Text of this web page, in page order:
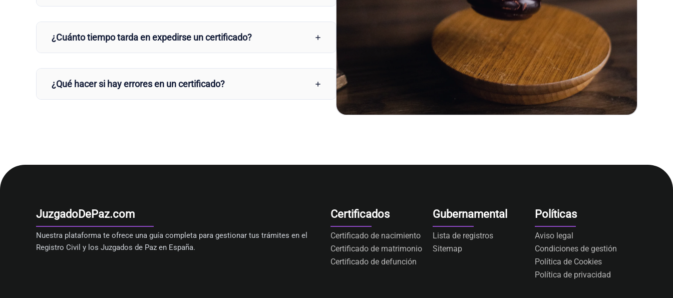
¿Cuánto tiempo tarda en expedirse un certificado?
¿Qué hacer si hay errores en un certificado?
JuzgadoDePaz.com
Nuestra plataforma te ofrece una guía completa para gestionar tus trámites en el
Registro Civil y los Juzgados de Paz en España.
Certificados
Certificado de nacimiento
Certificado de matrimonio
Certificado de defunción
Gubernamental
Lista de registros
Sitemap
Políticas
Aviso legal
Condiciones de gestión
Política de Cookies
Política de privacidad